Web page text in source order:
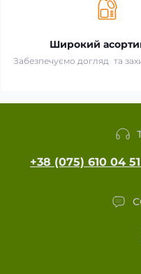
Широкий
Забезпечуємо догляд та
+38 (075) 610 04